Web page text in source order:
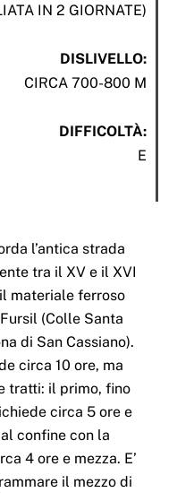
IN 2 GIORNATE)
DISLIVELLO:
CIRCA 700-800 M
DIFFICOLTÀ:
E
l’antica strada
tra il XV e il XVI
materiale ferroso
(Colle Santa
di San Cassiano).
circa 10 ore, ma
tratti: il primo, fino
circa 5 ore e
confine con la
4 ore e mezza. E’
il mezzo di